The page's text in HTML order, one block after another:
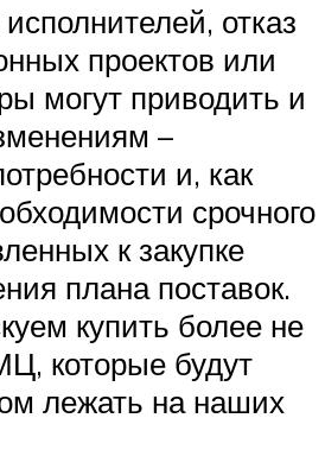
отказ
проектов или
могут приводить и
–
и, как
срочного
к закупке
плана поставок.
купить более не
которые будут
лежать на наших